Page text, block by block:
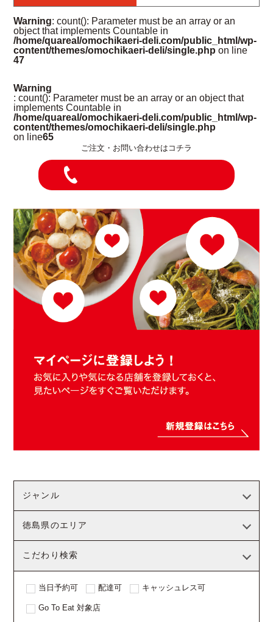
Warning: count(): Parameter must be an array or an
object that implements Countable in
/home/quareal/omochikaeri-deli.com/public_html/wp-
content/themes/omochikaeri-deli/single.php on line
47
Warning
: count(): Parameter must be an array or an object that
implements Countable in
/home/quareal/omochikaeri-deli.com/public_html/wp-
content/themes/omochikaeri-deli/single.php
on line65
ご注文・お問い合わせはコチラ
ジャンル
徳島県のエリア
こだわり検索
当日予約可 配達可 キャッシュレス可
Go To Eat 対象店